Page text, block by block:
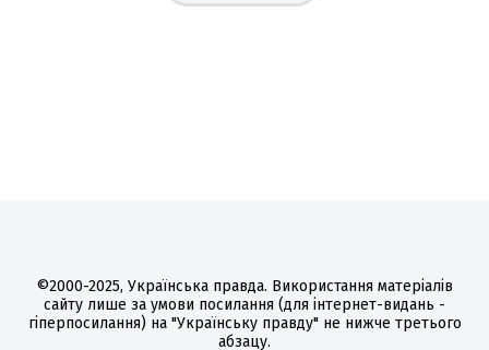
©2000-2025, Українська правда. Використання матеріалів
сайту лише за умови посилання (для інтернет-видань -
гіперпосилання) на "Українську правду" не нижче третього
абзацу.